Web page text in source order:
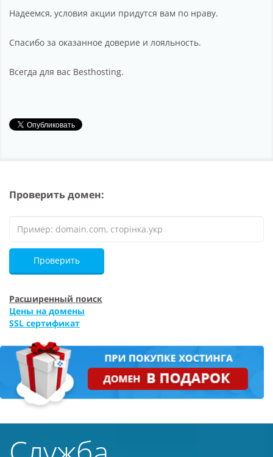
Надеемся, условия акции придутся вам по нраву.
Спасибо за оказанное доверие и лояльность.
Всегда для вас Besthosting.
Проверить домен:
Проверить
Расширенный поиск
Цены на домены
SSL сертификат